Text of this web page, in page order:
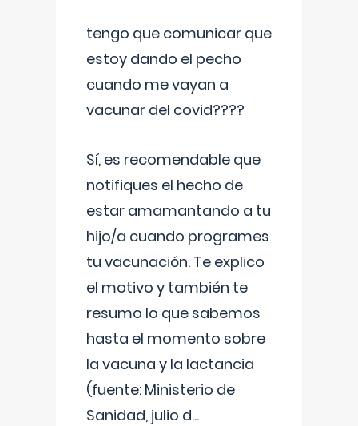
tengo que comunicar que
estoy dando el pecho
cuando me vayan a
vacunar del covid????
Sí, es recomendable que
notifiques el hecho de
estar amamantando a tu
hijo/a cuando programes
tu vacunación. Te explico
el motivo y también te
resumo lo que sabemos
hasta el momento sobre
la vacuna y la lactancia
(fuente: Ministerio de
Sanidad, julio d...